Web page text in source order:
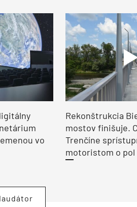
vo
Rekonštrukcia
mostov finišuje.
Trenčíne
motoristom o pol